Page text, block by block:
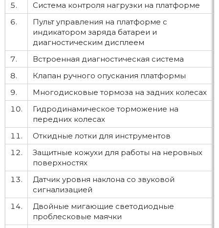
5.
Система контроля нагрузки на платформе
6.
Пульт управления на платформе с
индикатором заряда батареи и
диагностическим дисплеем
7.
Встроенная диагностическая система
8.
Клапан ручного опускания платформы
9.
Многодисковые тормоза на задних колесах
10.
Гидродинамическое торможение на
передних колесах
11.
Откидные лотки для инструментов
12.
Защитные кожухи для работы на неровных
поверхностях
13.
Датчик уровня наклона со звуковой
сигнализацией
14.
Двойные мигающие светодиодные
проблесковые маячки